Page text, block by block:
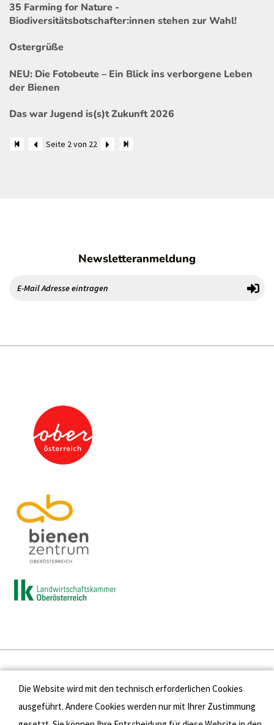
35 Farming for Nature -
Biodiversitätsbotschafter:innen stehen zur Wahl!
Ostergrüße
NEU: Die Fotobeute – Ein Blick ins verborgene Leben
der Bienen
Das war Jugend is(s)t Zukunft 2026
Seite 2 von 22
Newsletteranmeldung
Presse
Kontakt
Die Website wird mit den technisch erforderlichen Cookies
ausgeführt. Andere Cookies werden nur mit Ihrer Zustimmung